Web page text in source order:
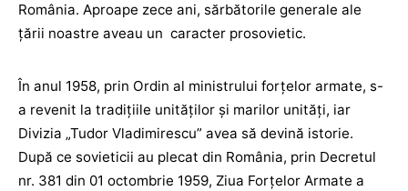
România. Aproape zece ani, sărbătorile generale ale
țării noastre aveau un caracter prosovietic.
În anul 1958, prin Ordin al ministrului forţelor armate, s-
a revenit la tradiţiile unităţilor şi marilor unităţi, iar
Divizia „Tudor Vladimirescu” avea să devină istorie.
După ce sovieticii au plecat din România, prin Decretul
nr. 381 din 01 octombrie 1959, Ziua Forţelor Armate a